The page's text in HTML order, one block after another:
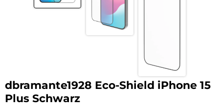
dbramante1928 Eco-Shield iPhone 15
Plus Schwarz